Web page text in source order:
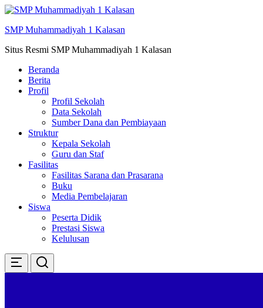
Skip
konten
SMP Muhammadiyah 1 Kalasan
Situs Resmi SMP Muhammadiyah 1 Kalasan
Beranda
Berita
Profil
Profil Sekolah
Data Sekolah
Sumber Dana dan Pembiayaan
Struktur
Kepala Sekolah
Guru dan Staf
Fasilitas
Fasilitas Sarana dan Prasarana
Buku
Media Pembelajaran
Siswa
Peserta Didik
Prestasi Siswa
Kelulusan